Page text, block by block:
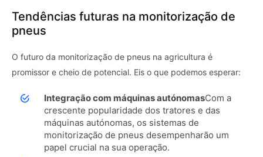
Tendências futuras na monitorização de
pneus
O futuro da monitorização de pneus na agricultura é
promissor e cheio de potencial. Eis o que podemos esperar:
Integração com máquinas autónomasCom a
crescente popularidade dos tratores e das
máquinas autónomas, os sistemas de
monitorização de pneus desempenharão um
papel crucial na sua operação.